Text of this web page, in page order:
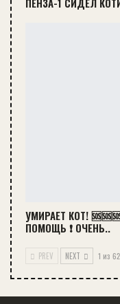
УМИРАЕТ КОТ!
ПОМОЩЬ ❗ ОЧЕНЬ..
PREV NEXT 1 из